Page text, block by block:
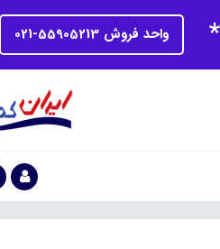
واحد فروش 55905213-021